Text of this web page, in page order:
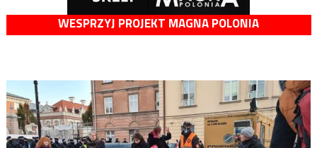
WESPRZYJ PROJEKT MAGNA POLONIA